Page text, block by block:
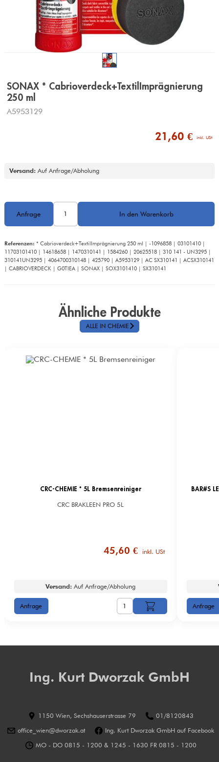
SONAX * Cabrioverdeck+TextilImprägnierung
250 ml
A5953129
21,60 € inkl. USt
Versand: Auf Anfrage/Abholung
Referenzen: * Cabrioverdeck+TextilImprägnierung 250 ml | -1096858 | 03101410 |
11703101410 | 14618658 | 1470310141 | 1584260 | 20625518 | 310 141 - UN3295 |
310141UN3295 | 4064700310148 | 425790 | A5953129 | AC SX310141 | ACSX310141
| CABRIOVERDECK | G0TIEA | SONAX | SOX3101410 | SX310141
Ähnliche Produkte
ALLE IN CHEMIE
CRC-CHEMIE * 5L Bremsenreiniger
CRC BRAKLEEN PRO 5L
45,60 € inkl. USt
Versand: Auf Anfrage/Abholung
BAR#S
Ing. Kurt Dworzak GmbH
1150 Wien, Sechshauserstrasse 79
01/8120843
office_wien@dworzak.at
Ing. Kurt Dworzak GmbH auf Facebook
MO - DO 0815 - 1200 & 1245 - 1630 FR 0815 - 1200